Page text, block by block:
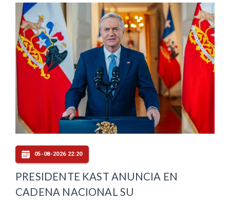
05-08-2026 22:20
PRESIDENTE KAST ANUNCIA EN
CADENA NACIONAL SU